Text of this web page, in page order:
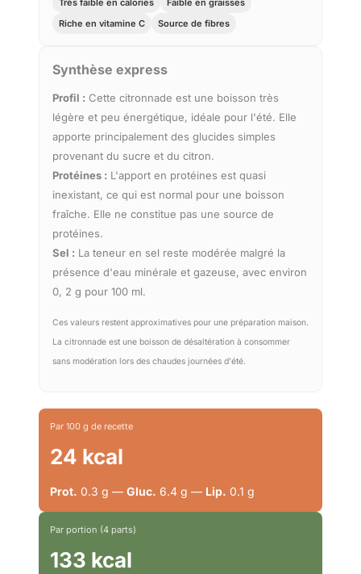
Très faible en calories
Faible en graisses
Riche en vitamine C
Source de fibres
Synthèse express
Profil : Cette citronnade est une boisson très
légère et peu énergétique, idéale pour l'été. Elle
apporte principalement des glucides simples
provenant du sucre et du citron.
Protéines : L'apport en protéines est quasi
inexistant, ce qui est normal pour une boisson
fraîche. Elle ne constitue pas une source de
protéines.
Sel : La teneur en sel reste modérée malgré la
présence d'eau minérale et gazeuse, avec environ
0, 2 g pour 100 ml.
Ces valeurs restent approximatives pour une préparation maison.
La citronnade est une boisson de désaltération à consommer
sans modération lors des chaudes journées d'été.
Par 100 g de recette
24 kcal
Prot. 0.3 g — Gluc. 6.4 g — Lip. 0.1 g
Par portion (4 parts)
133 kcal